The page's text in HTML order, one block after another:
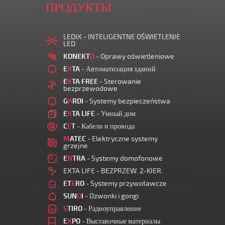
ПРОДУКТЫ
LEDIX - INTELIGENTNE OŚWIETLENIE
LED
KONEKTO - Oprawy oświetleniowe
EXTA - Автоматизация зданий
EXTA FREE - Sterowanie
bezprzewodowe
GARDI - Systemy bezpieczeństwa
EXTA LIFE - Умный дом
CET - Кабели и провода
MATEC - Elektryczne systemy
grzejne
ENTRA - Systemy domofonowe
EXTA LIFE - BEZPRZEW. 2-KIER.
ETERO - Systemy przywoławcze
SUNDI - Dzwonki i gongi
STIRO - Радиоуправление
EXPO - Выставочные материалы